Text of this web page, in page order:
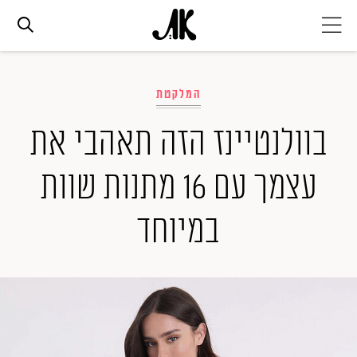
אופנה
ביוטי
סלבס
ערוצים נוספים
המגזין
המלקטת
בוולנטיינז הזה תאהבי את
עצמך עם 16 מתנות שוות
במיוחד